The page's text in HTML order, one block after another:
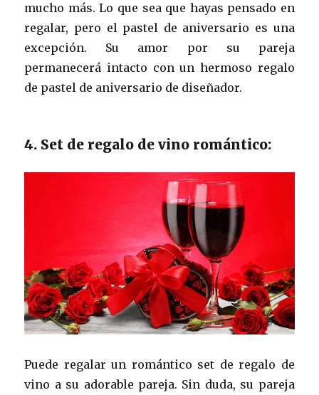
mucho más. Lo que sea que hayas pensado en
regalar, pero el pastel de aniversario es una
excepción. Su amor por su pareja
permanecerá intacto con un hermoso regalo
de pastel de aniversario de diseñador.
4. Set de regalo de vino romántico:
Puede regalar un romántico set de regalo de
vino a su adorable pareja. Sin duda, su pareja